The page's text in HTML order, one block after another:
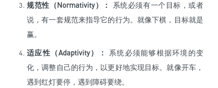
规范性（Normativity）：
系统必须有一个目标，或者
说，有一套规范来指导它的行为。就像下棋，目标就是
赢。
适应性（Adaptivity）：
系统必须能够根据环境的变
化，调整自己的行为，以更好地实现目标。就像开车，
遇到红灯要停，遇到障碍要绕。